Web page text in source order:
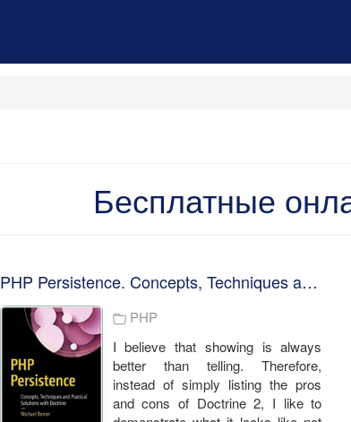
Бесплатные
PHP Persistence. Concepts, Techniques and Practical Solutions with Doctrine. M. Romer
PHP
I believe that showing is always
better than telling. Therefore,
instead of simply listing the pros
and cons of Doctrine 2, I like to